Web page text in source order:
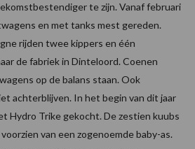
te zijn. Vanaf februari
en met tanks mest gereden.
rijden twee kippers en één
de fabriek in Dinteloord. Coenen
op de balans staan. Ook
achterblijven. In het begin van dit jaar
Hydro Trike gekocht. De zestien kuubs
van een zogenoemde baby-as.